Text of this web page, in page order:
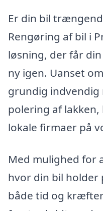
Er din bil
Rengøring af bil i
løsning, der får
ny igen. Uanset
grundig
polering af
lokale firmaer på
Med mulighed for
hvor din bil holder
både tid og